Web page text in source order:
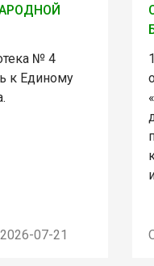
№ 4
к Единому
07-21